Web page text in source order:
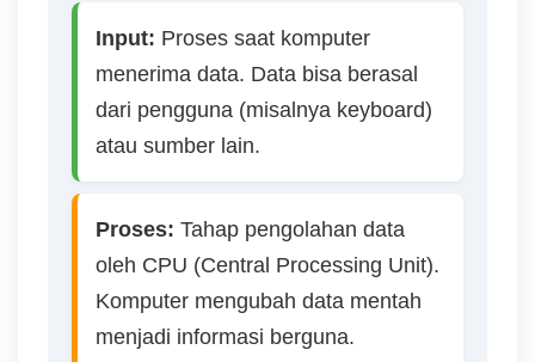
,
L
n
k
A
Input: Proses saat komputer
menerima data. Data bisa berasal
dari pengguna (misalnya keyboard)
atau sumber lain.
Proses: Tahap pengolahan data
oleh CPU (Central Processing Unit).
Komputer mengubah data mentah
menjadi informasi berguna.